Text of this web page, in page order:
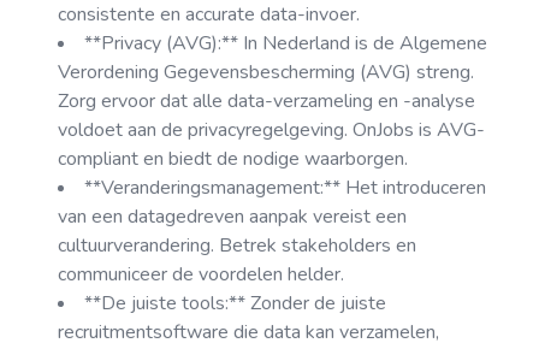
consistente en accurate data-invoer.
**Privacy (AVG):** In Nederland is de Algemene
Verordening Gegevensbescherming (AVG) streng.
Zorg ervoor dat alle data-verzameling en -analyse
voldoet aan de privacyregelgeving. OnJobs is AVG-
compliant en biedt de nodige waarborgen.
**Veranderingsmanagement:** Het introduceren
van een datagedreven aanpak vereist een
cultuurverandering. Betrek stakeholders en
communiceer de voordelen helder.
**De juiste tools:** Zonder de juiste
recruitmentsoftware die data kan verzamelen,